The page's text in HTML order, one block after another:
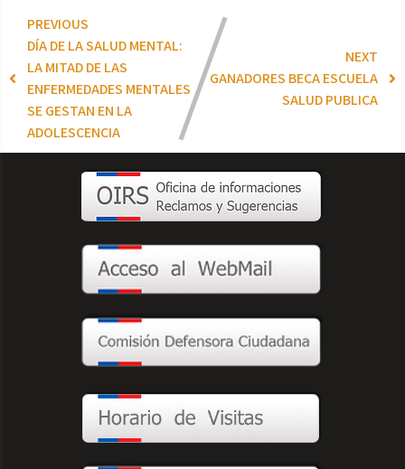
PREVIOUS
DÍA DE LA SALUD MENTAL:
LA MITAD DE LAS
ENFERMEDADES MENTALES
SE GESTAN EN LA
ADOLESCENCIA
NEXT
GANADORES BECA ESCUELA
SALUD PUBLICA